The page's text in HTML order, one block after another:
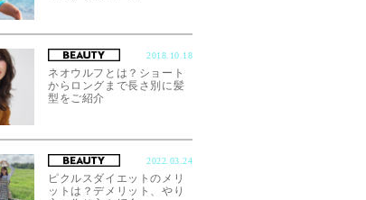
2018.10.18
ネオウルフとは？ショート
からロングまで長さ別に髪
型をご紹介
2022.03.24
ピクルスダイエットのメリ
ットは？デメリット、やり